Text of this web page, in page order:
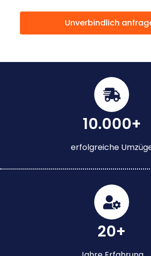
Unverbindlich
10.000+
erfolgreiche
20+